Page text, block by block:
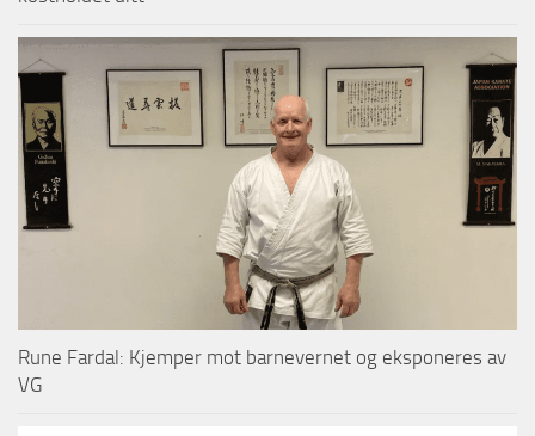
Rune Fardal: Kjemper mot barnevernet og eksponeres av
VG